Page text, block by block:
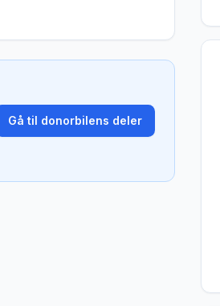
Gå til donorbilens deler